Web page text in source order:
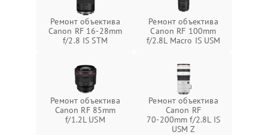
Ремонт объектива
Canon RF 16‑28mm
f/2.8 IS STM
Ремонт объектива
Canon RF 100mm
f/2.8L Macro IS USM
Ремонт объектива
Canon RF 85mm
f/1.2L USM
Ремонт объектива
Canon RF
70‑200mm f/2.8L IS
USM Z